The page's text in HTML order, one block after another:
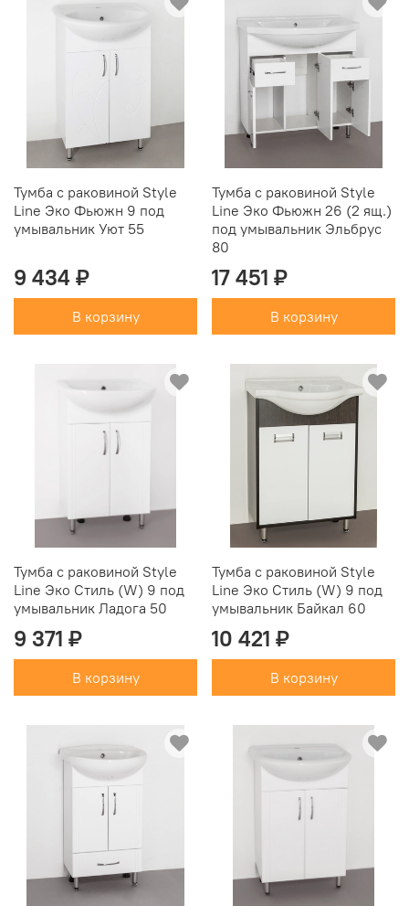
Тумба с раковиной Style
Line Эко Фьюжн 9 под
умывальник Уют 55
9 434 ₽
В корзину
Тумба с раковиной Style
Line Эко Фьюжн 26 (2 ящ.)
под умывальник Эльбрус
80
17 451 ₽
В корзину
Тумба с раковиной Style
Line Эко Стиль (W) 9 под
умывальник Ладога 50
9 371 ₽
В корзину
Тумба с раковиной Style
Line Эко Стиль (W) 9 под
умывальник Байкал 60
10 421 ₽
В корзину